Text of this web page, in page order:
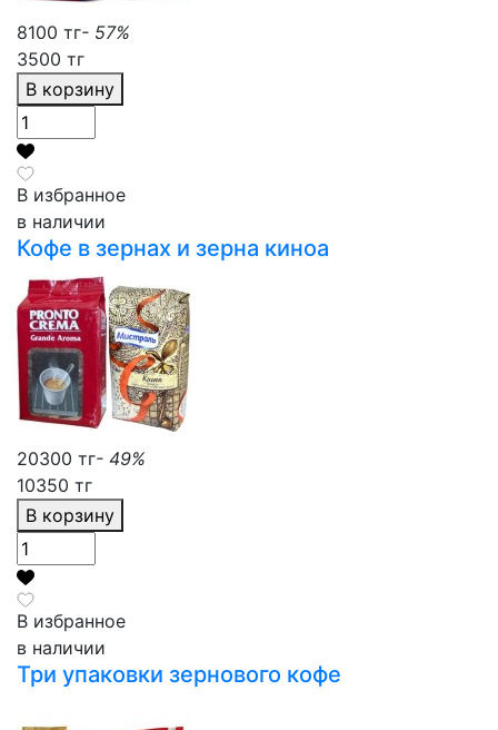
8100 тг- 57%
3500 тг
В корзину
В избранное
в наличии
Кофе в зернах и зерна киноа
20300 тг- 49%
10350 тг
В корзину
В избранное
в наличии
Три упаковки зернового кофе